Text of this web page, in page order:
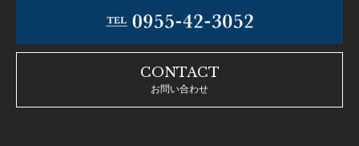
CONTACT
お問い合わせ